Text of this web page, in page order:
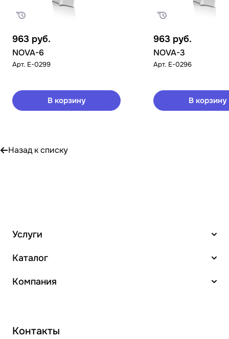
963 руб.
NOVA-6
Арт. E-0299
В корзину
963 руб.
NOVA-3
Арт. E-0296
В корзину
Назад к списку
Услуги
Каталог
Компания
Контакты